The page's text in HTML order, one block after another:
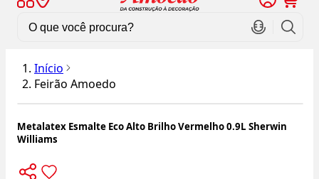
Início
Feirão Amoedo
Metalatex Esmalte Eco Alto Brilho Vermelho 0.9L Sherwin
Williams